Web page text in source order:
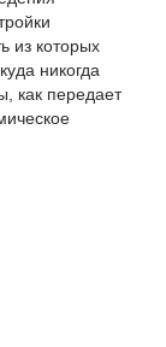
из которых
никогда
как передает